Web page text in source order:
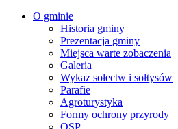
O gminie
Historia gminy
Prezentacja gminy
Miejsca warte zobaczenia
Galeria
Wykaz sołectw i sołtysów
Parafie
Agroturystyka
Formy ochrony przyrody